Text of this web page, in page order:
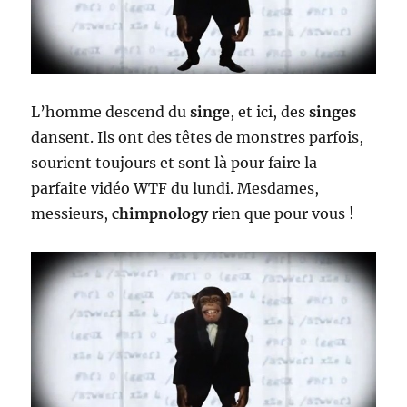
L’homme descend dusinge, et ici, dessinges
dansent. Ils ont des têtes de monstres parfois,
sourient toujours et sont là pour faire la
parfaite vidéo WTF du lundi. Mesdames,
messieurs,chimpnologyrien que pour vous !